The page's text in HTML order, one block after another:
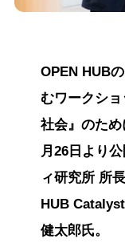
OPEN HUB
むワークシ
社会』のた
月26日より
ィ研究所 所
HUB
健太郎氏。